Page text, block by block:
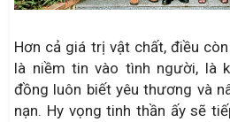
Hơn cả giá trị vật chất, điều
là niềm tin vào tình người, là
đồng luôn biết yêu thương và
nạn. Hy vọng tinh thần ấy sẽ